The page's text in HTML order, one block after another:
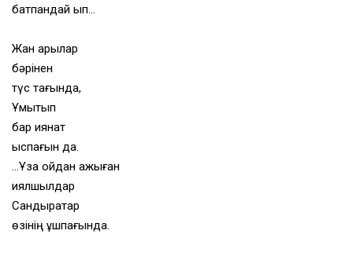
батпандай қып…
Жан арылар
бәрінен
түс тағында,
Ұмытып
бар қиянат
қыспағын да.
…Ұзақ ойдан қажыған
қиялшылдар
Сандырақтар
өзінің ұшпағында.